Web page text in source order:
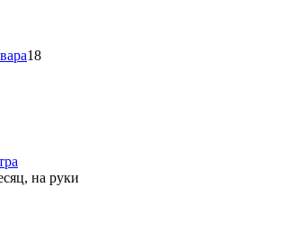
18
на руки